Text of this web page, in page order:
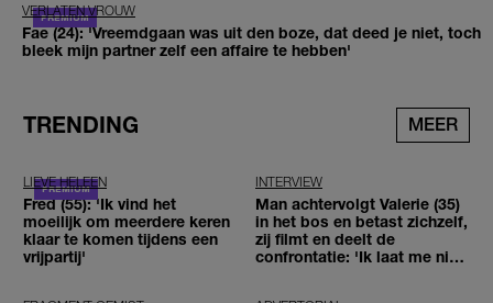
VERLATEN VROUW
Fae (24): 'Vreemdgaan was uit den boze, dat deed je niet, toch
bleek mijn partner zelf een affaire te hebben'
TRENDING MEER
LIEVE HELEEN
Fred (55): 'Ik vind het
moeilijk om meerdere keren
klaar te komen tijdens een
vrijpartij'
INTERVIEW
Man achtervolgt Valerie (35)
in het bos en betast zichzelf,
zij filmt en deelt de
confrontatie: 'Ik laat me niet